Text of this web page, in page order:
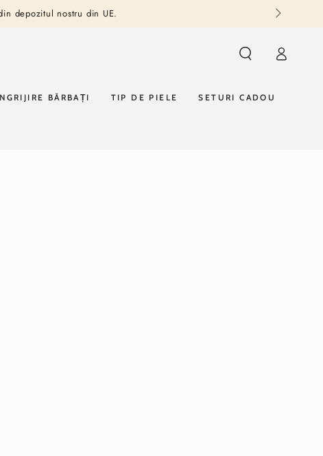
depozitul nostru din UE.
BĂRBAȚI TIP DE PIELE SETURI CADOU
Autentificare